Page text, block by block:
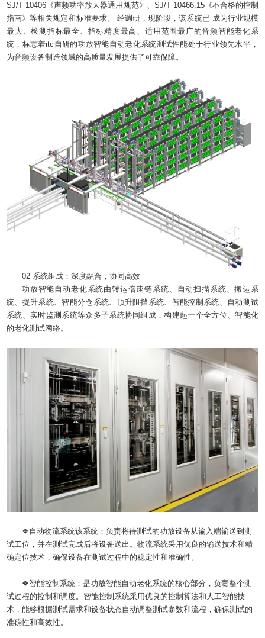
SJ/T 10406《声频功率放大器通用规范》、SJ/T 10466.15《不合格的控制
指南》等相关规定和标准要求。 经调研，现阶段，该系统已 成为行业规模
最大、检测指标最全、指标精度最高、适用范围最广的音频智能老化系
统，标志着itc自研的功放智能自动老化系统测试性能处于行业领先水平，
为音频设备制造领域的高质量发展提供了可靠保障。
02 系统组成：深度融合，协同高效
功放智能自动老化系统由转运倍速链系统、自动扫描系统、搬运系
统、提升系统、智能分仓系统、顶升阻挡系统、智能控制系统、自动测试
系统、实时监测系统等众多子系统协同组成，构建起一个全方位、智能化
的老化测试网络。
❖自动物流系统该系统：负责将待测试的功放设备从输入端输送到测
试工位，并在测试完成后将设备送出。物流系统采用优良的输送技术和精
确定位技术，确保设备在测试过程中的稳定性和准确性。
❖智能控制系统：是功放智能自动老化系统的核心部分，负责整个测
试过程的控制和调度。智能控制系统采用优良的控制算法和人工智能技
术，能够根据测试需求和设备状态自动调整测试参数和流程，确保测试的
准确性和高效性。